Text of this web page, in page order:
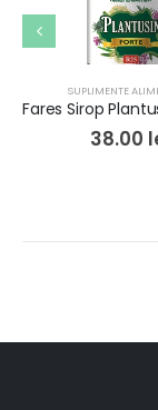
SUPLIMENTE
38.00